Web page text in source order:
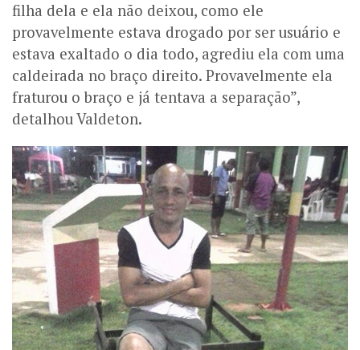
filha dela e ela não deixou, como ele
provavelmente estava drogado por ser usuário e
estava exaltado o dia todo, agrediu ela com uma
caldeirada no braço direito. Provavelmente ela
fraturou o braço e já tentava a separação”,
detalhou Valdeton.